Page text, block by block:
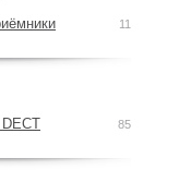
11
85